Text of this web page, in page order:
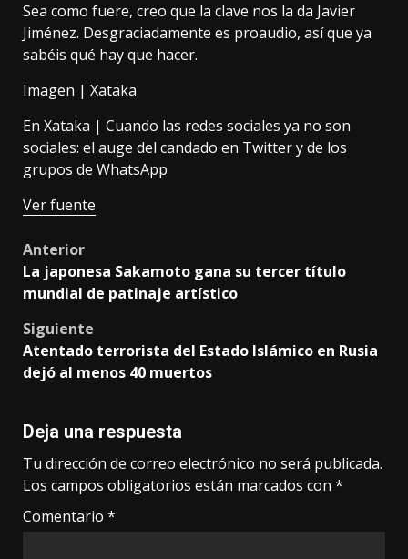
Sea como fuere, creo que la clave nos la da Javier
Jiménez. Desgraciadamente es proaudio, así que ya
sabéis qué hay que hacer.
Imagen | Xataka
En Xataka | Cuando las redes sociales ya no son
sociales: el auge del candado en Twitter y de los
grupos de WhatsApp
Ver fuente
Post
navigation
Anterior
La japonesa Sakamoto gana su tercer título
mundial de patinaje artístico
Siguiente
Atentado terrorista del Estado Islámico en Rusia
dejó al menos 40 muertos
Deja una respuesta
Tu dirección de correo electrónico no será publicada.
Los campos obligatorios están marcados con *
Comentario *